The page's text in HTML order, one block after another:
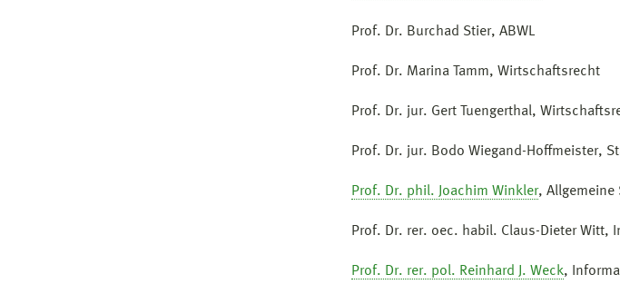
Prof. Dr. Burchad Stier, ABWL
Prof. Dr. Marina Tamm, Wirtschaftsrecht
Prof. Dr. jur. Gert Tuengerthal,
Prof. Dr. jur. Bodo Wiegand-Hoffmeister,
Prof. Dr. phil. Joachim Winkler, Allgemeine
Prof. Dr. rer. oec. habil. Claus-Dieter
Prof. Dr. rer. pol. Reinhard J. Weck,